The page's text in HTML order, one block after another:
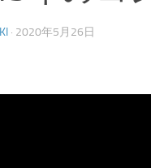
· 2020年5月26日